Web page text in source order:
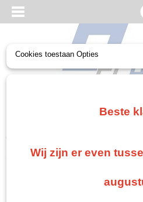
Home
T-gun spuitpistool 1,3 bovenbeker
Gratis verzending als je bestelt voor €75,00 of
Cookies toestaan Opties
Beste
Wij zijn er even